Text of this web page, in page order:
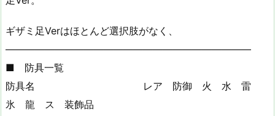
ギザミ足Verはほとんど選択肢がなく、
—————————————————————————
■ 防具一覧
防具名 レア 防御 火 水 雷
氷 龍 ス 装飾品